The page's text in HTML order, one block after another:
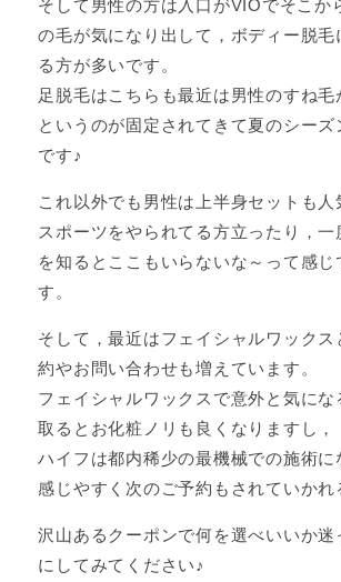
そして男性の方は入口がVIOでそこか
の毛が気になり出して，ボディー脱
る方が多いです。
足脱毛はこちらも最近は男性のすね毛
というのが固定されてきて夏のシー
です♪
これ以外でも男性は上半身セットも人
スポーツをやられてる方立ったり，
を知るとここもいらないな～って感
す。
そして，最近はフェイシャルワック
約やお問い合わせも増えています。
フェイシャルワックスで意外と気にな
取るとお化粧ノリも良くなりますし，
ハイフは都内稀少の最機械での施術に
感じやすく次のご予約もされていかれ
沢山あるクーポンで何を選べいいか
にしてみてください♪